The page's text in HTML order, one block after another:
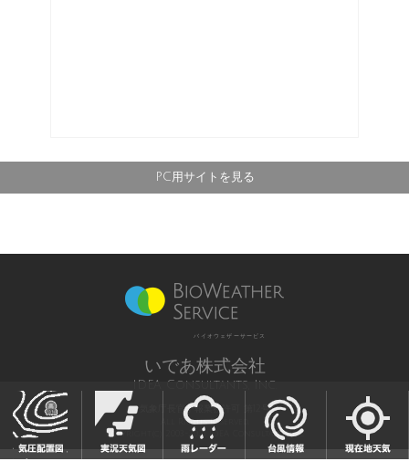
PC用サイトを見る
バイオウェザーサービス
いであ株式会社
IDEA Consultants, Inc.
気象庁長官予報業務許可 第12号
All Rights Reserved,
Copyright(c) 2003-2021 IDEA Consultants,Inc